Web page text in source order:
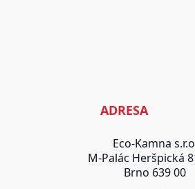
ADRESA
Eco-Kamna
M-Palác Heršpická
Brno 639 00